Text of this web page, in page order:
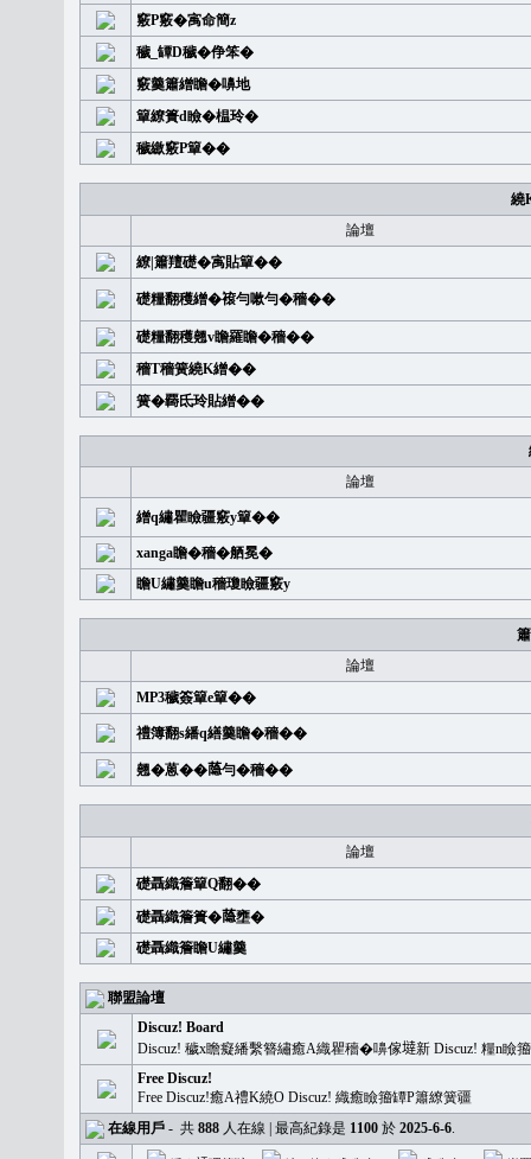
竅P竅�㝢命簡z
穢_罈D穢�鿇笨�
竅羹簫繒瞻�嚊地
簞繚簣d瞼�榅玲�
穢繳竅P簞��
繞
論壇
繚|簫羶礎�㝢貼簞��
礎糧翻穫繒�䙛勻嗽勻�穡��
礎糧翻穫翹v瞻羅瞻�穡��
穡T穡簧繞K繒��
簧�覉氐玲貼繒��
論壇
繒q繡瞿瞼疆竅y簞��
xanga瞻�穡�舾冕�
瞻U繡羹瞻u穡瓊瞼疆竅y
論壇
MP3穢簽簞e簞��
禮簿翻s繙q繕羹瞻�穡��
翹�蒽��𦻕勻�穡��
論壇
礎聶織簷簞Q翻��
礎聶織簷簣�𦻕壅�
礎聶織簷瞻U繡羹
聯盟論壇
Discuz! Board
Discuz! 穢x瞻癡繙繫簪繡癒A織瞿穡�嚊傢𡐿新 Discuz! 糧n
Free Discuz!
Free Discuz!癒A禮K繞O Discuz! 織癒瞼籀罈P簫繚簧疆
在線用戶 - 共 888 人在線 | 最高紀錄是 1100 於 2025-6-6.